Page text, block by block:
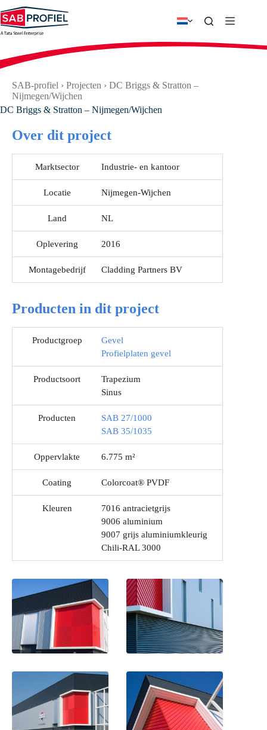
naar
de
inhoud
SAB-profiel › Projecten › DC Briggs & Stratton –
Nijmegen/Wijchen
DC Briggs & Stratton – Nijmegen/Wijchen
Over dit project
Marktsector Industrie- en kantoor
Locatie Nijmegen-Wijchen
Land NL
Oplevering 2016
Montagebedrijf Cladding Partners BV
Producten in dit project
Productgroep
Gevel
Profielplaten gevel
Productsoort
Trapezium
Sinus
Producten
SAB 27/1000
SAB 35/1035
Oppervlakte 6.775 m²
Coating Colorcoat® PVDF
Kleuren
7016 antracietgrijs
9006 aluminium
9007 grijs aluminiumkleurig
Chili-RAL 3000